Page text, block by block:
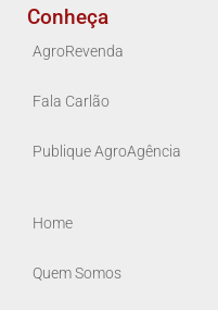
Conheça
AgroRevenda
Fala Carlão
Publique AgroAgência
Home
Quem Somos